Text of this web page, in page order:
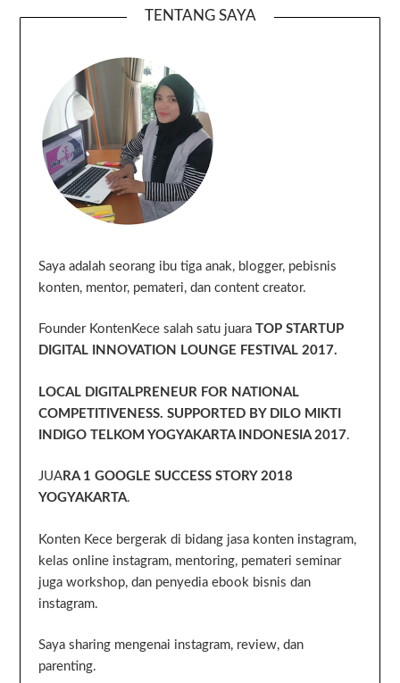
TENTANG SAYA
Saya adalah seorang ibu tiga anak, blogger, pebisnis
konten, mentor, pemateri, dan content creator.
Founder KontenKece salah satu juaraTOP STARTUP
DIGITAL INNOVATION LOUNGE FESTIVAL 2017.
LOCAL DIGITALPRENEUR FOR NATIONAL
COMPETITIVENESS. SUPPORTED BY DILO MIKTI
INDIGO TELKOM YOGYAKARTA INDONESIA 2017.
JUA RA 1 GOOGLE SUCCESS STORY 2018
YOGYAKARTA.
Konten Kece bergerak di bidang jasa konten instagram,
kelas online instagram, mentoring, pemateri seminar
juga workshop, dan penyedia ebook bisnis dan
instagram.
Saya sharing mengenai instagram, review, dan
parenting.